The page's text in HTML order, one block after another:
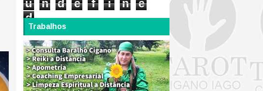
u n d e f i n
e
d
Trabalhos